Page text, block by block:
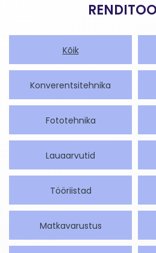
Kõik
Konverentsitehnika
Fototehnika
Lauaarvutid
Tööriistad
Matkavarustus